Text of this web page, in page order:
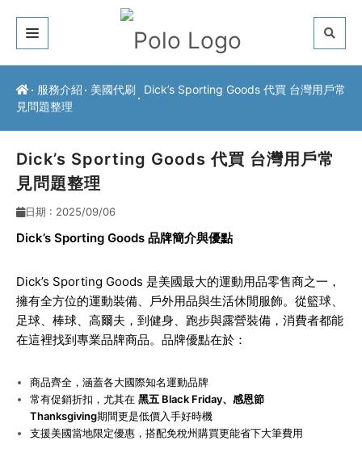
關於我們
服務介紹
常見問題
最新公告
服務介紹 美國代刷
Dick’s Sporting Goods 代買 台灣用戶常
見問題整理
Dick’s Sporting Goods 代買 台灣用戶常
見問題整理
日期 : 2025/09/06
Dick’s Sporting Goods 品牌簡介與優點
Dick’s Sporting Goods 是美國最大的運動用品零售商之一，
擁有全方位的運動裝備、戶外用品與生活休閒服飾。從籃球、
足球、棒球、高爾夫，到健身、跑步與露營裝備，消費者都能
在這裡找到專業品牌商品。品牌優點在於：
商品齊全，涵蓋各大國際知名運動品牌
常有促銷折扣，尤其在 黑五 Black Friday、感恩節
Thanksgiving期間更是低價入手好時機
支援美國當地限定優惠，搭配免稅州購買更能省下大筆費用